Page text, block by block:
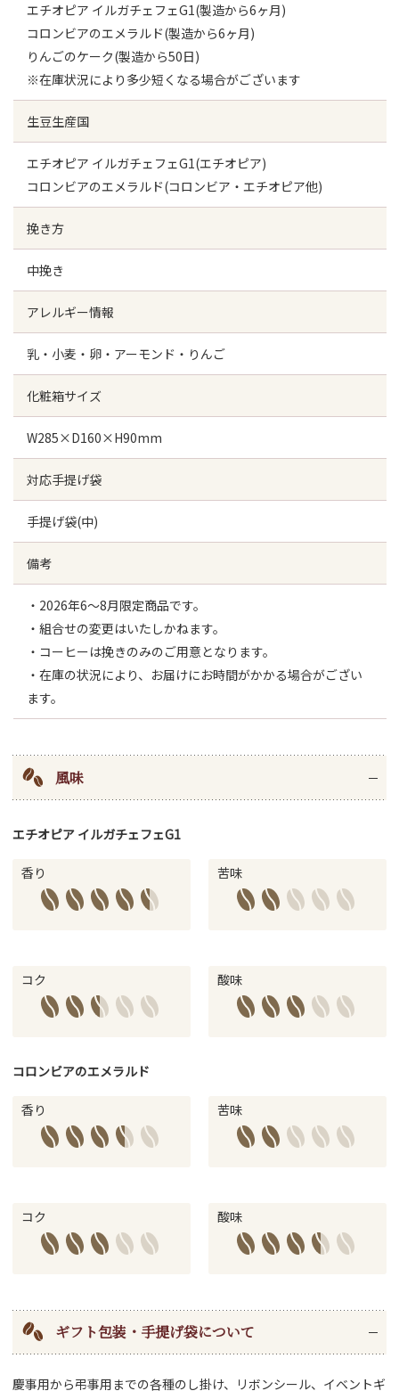
エチオピア イルガチェフェG1(製造から6ヶ月)
コロンビアのエメラルド(製造から6ヶ月)
りんごのケーク(製造から50日)
※在庫状況により多少短くなる場合がございます
生豆生産国
エチオピア イルガチェフェG1(エチオピア)
コロンビアのエメラルド(コロンビア・エチオピア他)
挽き方
中挽き
アレルギー情報
乳・小麦・卵・アーモンド・りんご
化粧箱サイズ
W285×D160×H90mm
対応手提げ袋
手提げ袋(中)
備考
・2026年6～8月限定商品です。
・組合せの変更はいたしかねます。
・コーヒーは挽きのみのご用意となります。
・在庫の状況により、お届けにお時間がかかる場合がござい
ます。
風味
エチオピア イルガチェフェG1
香り 苦味
コク 酸味
コロンビアのエメラルド
香り 苦味
コク 酸味
ギフト包装・手提げ袋について
慶事用から弔事用までの各種のし掛け、リボンシール、イベントギ